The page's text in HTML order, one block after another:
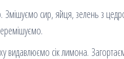
Змішуємо сир, яйця, зелень з
видавлюємо сік лимона.